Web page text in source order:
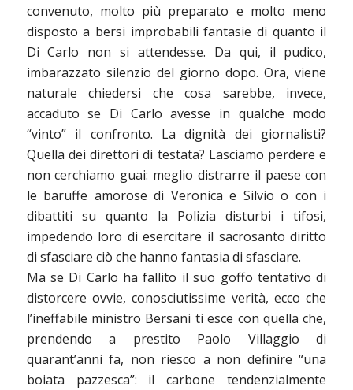
convenuto, molto più preparato e molto meno
disposto a bersi improbabili fantasie di quanto il
Di Carlo non si attendesse. Da qui, il pudico,
imbarazzato silenzio del giorno dopo. Ora, viene
naturale chiedersi che cosa sarebbe, invece,
accaduto se Di Carlo avesse in qualche modo
“vinto” il confronto. La dignità dei giornalisti?
Quella dei direttori di testata? Lasciamo perdere e
non cerchiamo guai: meglio distrarre il paese con
le baruffe amorose di Veronica e Silvio o con i
dibattiti su quanto la Polizia disturbi i tifosi,
impedendo loro di esercitare il sacrosanto diritto
di sfasciare ciò che hanno fantasia di sfasciare.
Ma se Di Carlo ha fallito il suo goffo tentativo di
distorcere ovvie, conosciutissime verità, ecco che
l’ineffabile ministro Bersani ti esce con quella che,
prendendo a prestito Paolo Villaggio di
quarant’anni fa, non riesco a non definire “una
boiata pazzesca”: il carbone tendenzialmente